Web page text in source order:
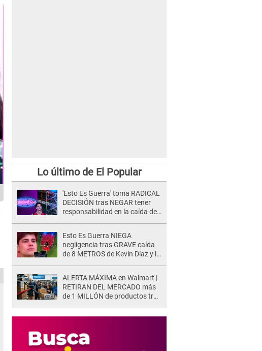
Lo último de El Popular
'Esto Es Guerra' toma RADICAL
DECISIÓN tras NEGAR tener
responsabilidad en la caída de
Esto Es Guerra NIEGA
negligencia tras GRAVE caída
de 8 METROS de Kevin Díaz y lo
postura correcta"
ALERTA MÁXIMA en Walmart |
RETIRAN DEL MERCADO más
de 1 MILLÓN de productos tras